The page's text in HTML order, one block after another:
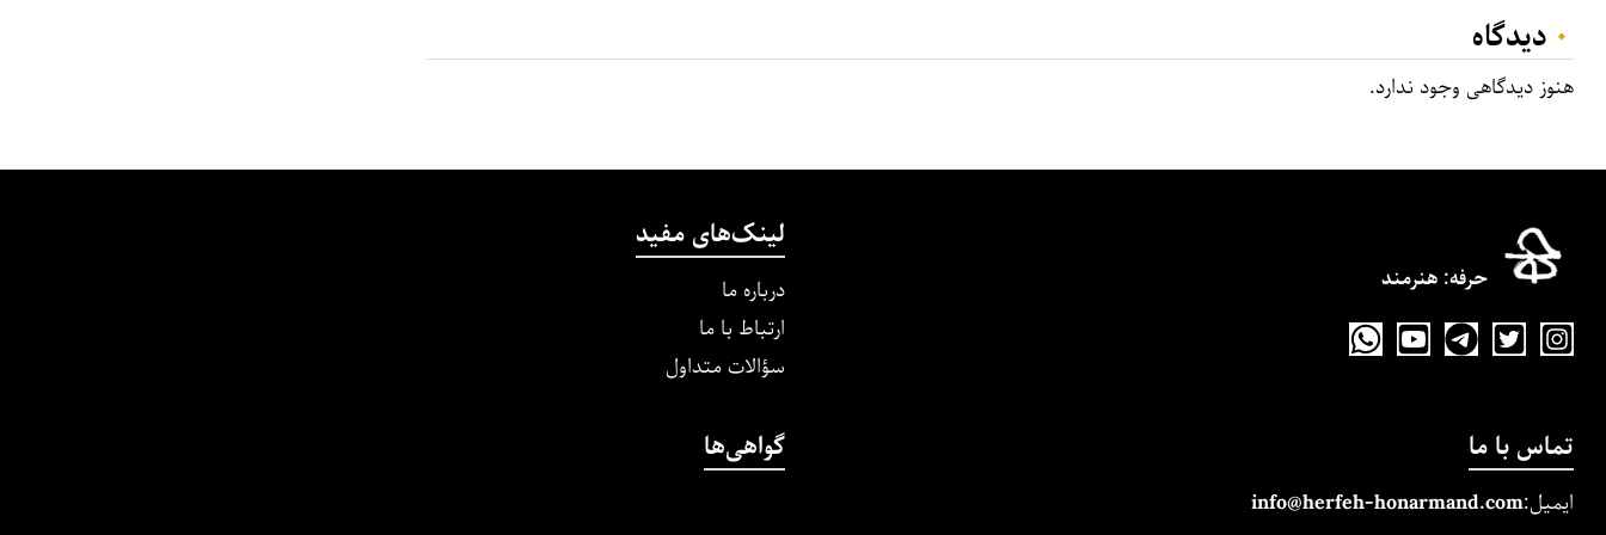
۰ دیدگاه‌
هنوز دیدگاهی وجود ندارد.
حرفه‌: هنرمند
لینک‌های مفید
درباره ما
ارتباط با ما
سؤالات متداول
تماس با ما
ایمیل: info@herfeh-honarmand.com
گواهی‌ها